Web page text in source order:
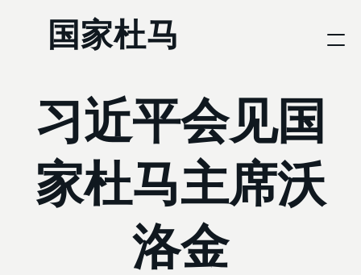
国家杜马
习近平会见国
家杜马主席沃
洛金